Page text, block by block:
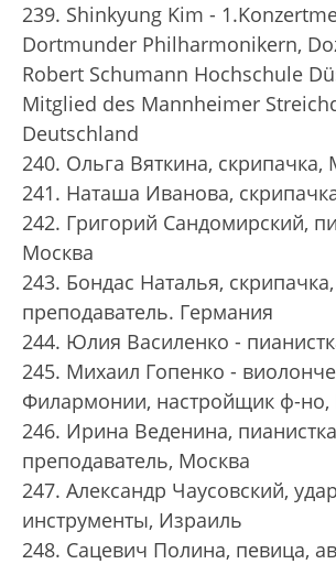
239. Shinkyung Kim -
Dortmunder Philharmonikern,
Robert Schumann Hochschule
Mitglied des Mannheimer
Deutschland
240. Ольга Вяткина, скрипачка,
241. Наташа Иванова,
242. Григорий Сандомирский,
Москва
243. Бондас Наталья, скрипачка,
преподаватель. Германия
244. Юлия Василенко -
245. Михаил Гопенко -
Филармонии, настройщик ф-
246. Ирина Веденина,
преподаватель, Москва
247. Александр Чаусовский,
инструменты, Израиль
248. Сацевич Полина, певица,